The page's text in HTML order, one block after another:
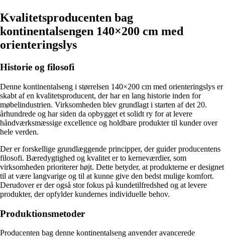
Kvalitetsproducenten bag
kontinentalsengen 140×200 cm med
orienteringslys
Historie og filosofi
Denne kontinentalseng i størrelsen 140×200 cm med orienteringslys er
skabt af en kvalitetsproducent, der har en lang historie inden for
møbelindustrien. Virksomheden blev grundlagt i starten af det 20.
århundrede og har siden da opbygget et solidt ry for at levere
håndværksmæssige excellence og holdbare produkter til kunder over
hele verden.
Der er forskellige grundlæggende principper, der guider producentens
filosofi. Bæredygtighed og kvalitet er to kerneværdier, som
virksomheden prioriterer højt. Dette betyder, at produkterne er designet
til at være langvarige og til at kunne give den bedst mulige komfort.
Derudover er der også stor fokus på kundetilfredshed og at levere
produkter, der opfylder kundernes individuelle behov.
Produktionsmetoder
Producenten bag denne kontinentalseng anvender avancerede